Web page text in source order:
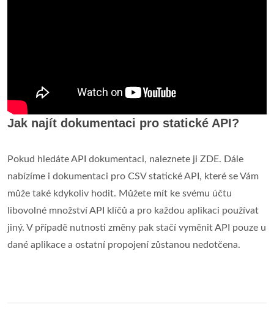
Jak najít dokumentaci pro statické API?
Pokud hledáte API dokumentaci, naleznete ji ZDE. Dále
nabízíme i dokumentaci pro CSV statické API, které se Vám
může také kdykoliv hodit. Můžete mít ke svému účtu
libovolné množství API klíčů a pro každou aplikaci používat
jiný. V případě nutnosti změny pak stačí vyměnit API pouze u
dané aplikace a ostatní propojení zůstanou nedotčena.